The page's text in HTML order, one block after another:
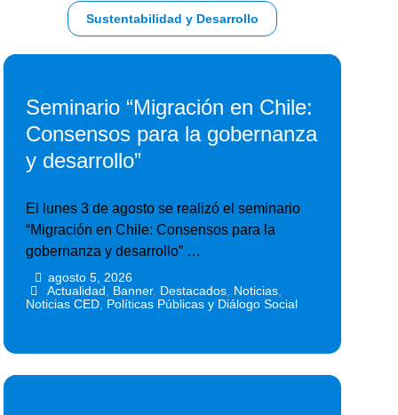
Sustentabilidad y Desarrollo
Seminario “Migración en Chile:
Consensos para la gobernanza
y desarrollo”
El lunes 3 de agosto se realizó el seminario
“Migración en Chile: Consensos para la
gobernanza y desarrollo” …
agosto 5, 2026
Actualidad Banner, Destacados, Noticias,
Noticias CED Políticas Públicas y Diálogo Social